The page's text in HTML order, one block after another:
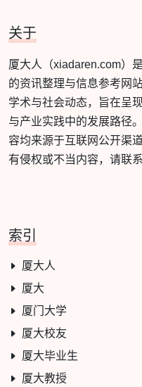
关于
厦大人（xiadaren.com）
的资讯整理与信息参考网
学术与社会动态，旨在呈
与产业实践中的发展路径
容均来源于互联网公开渠
有侵权或不当内容，请联
索引
厦大人
厦大
厦门大学
厦大校友
厦大毕业生
厦大教授